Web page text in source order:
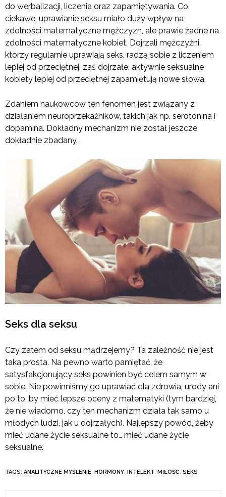
do werbalizacji, liczenia oraz zapamiętywania. Co
ciekawe, uprawianie seksu miało duży wpływ na
zdolności matematyczne mężczyzn, ale prawie żadne na
zdolności matematyczne kobiet. Dojrzali mężczyźni,
którzy regularnie uprawiają seks, radzą sobie z liczeniem
lepiej od przeciętnej, zaś dojrzałe, aktywnie seksualne
kobiety lepiej od przeciętnej zapamiętują nowe słowa.
Zdaniem naukowców ten fenomen jest związany z
działaniem neuroprzekaźników, takich jak np. serotonina i
dopamina. Dokładny mechanizm nie został jeszcze
dokładnie zbadany.
Seks dla seksu
Czy zatem od seksu mądrzejemy? Ta zależność nie jest
taka prosta. Na pewno warto pamiętać, że
satysfakcjonujący seks powinien być celem samym w
sobie. Nie powinniśmy go uprawiać dla zdrowia, urody ani
po to, by mieć lepsze oceny z matematyki (tym bardziej,
że nie wiadomo, czy ten mechanizm działa tak samo u
młodych ludzi, jak u dojrzałych). Najlepszy powód, żeby
mieć udane życie seksualne to… mieć udane życie
seksualne.
TAGS: ANALITYCZNE MYŚLENIE HORMONY INTELEKT MIŁOŚĆ SEKS